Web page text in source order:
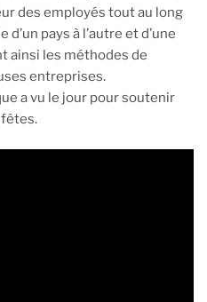
des employés tout au long
pays à l’autre et d’une
ainsi les méthodes de
entreprises.
a vu le jour pour soutenir
fêtes.